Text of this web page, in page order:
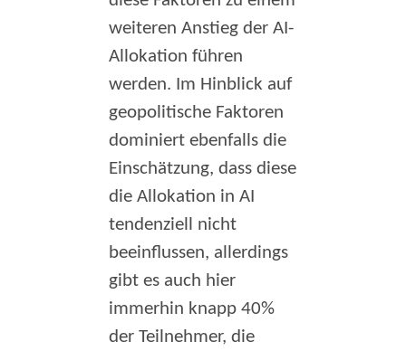
weiteren Anstieg der AI-
Allokation führen
werden. Im Hinblick auf
geopolitische Faktoren
dominiert ebenfalls die
Einschätzung, dass diese
die Allokation in AI
tendenziell nicht
beeinflussen, allerdings
gibt es auch hier
immerhin knapp 40%
der Teilnehmer, die